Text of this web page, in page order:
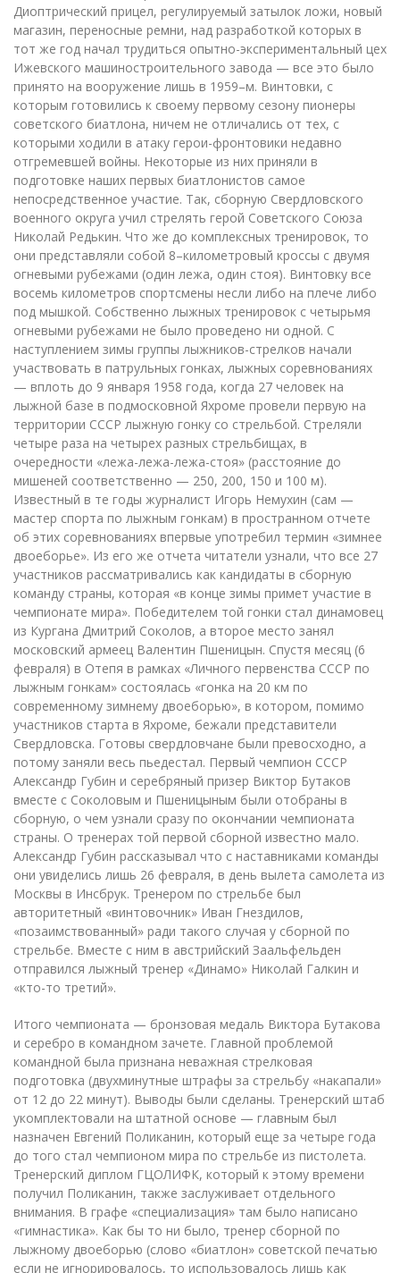
Диоптрический прицел, регулируемый затылок ложи, новый
магазин, переносные ремни, над разработкой которых в
тот же год начал трудиться опытно-экспериментальный цех
Ижевского машиностроительного завода — все это было
принято на вооружение лишь в 1959–м. Винтовки, с
которым готовились к своему первому сезону пионеры
советского биатлона, ничем не отличались от тех, с
которыми ходили в атаку герои-фронтовики недавно
отгремевшей войны. Некоторые из них приняли в
подготовке наших первых биатлонистов самое
непосредственное участие. Так, сборную Свердловского
военного округа учил стрелять герой Советского Союза
Николай Редькин. Что же до комплексных тренировок, то
они представляли собой 8–километровый кроссы с двумя
огневыми рубежами (один лежа, один стоя). Винтовку все
восемь километров спортсмены несли либо на плече либо
под мышкой. Собственно лыжных тренировок с четырьмя
огневыми рубежами не было проведено ни одной. С
наступлением зимы группы лыжников-стрелков начали
участвовать в патрульных гонках, лыжных соревнованиях
— вплоть до 9 января 1958 года, когда 27 человек на
лыжной базе в подмосковной Яхроме провели первую на
территории СССР лыжную гонку со стрельбой. Стреляли
четыре раза на четырех разных стрельбищах, в
очередности «лежа-лежа-лежа-стоя» (расстояние до
мишеней соответственно — 250, 200, 150 и 100 м).
Известный в те годы журналист Игорь Немухин (сам —
мастер спорта по лыжным гонкам) в пространном отчете
об этих соревнованиях впервые употребил термин «зимнее
двоеборье». Из его же отчета читатели узнали, что все 27
участников рассматривались как кандидаты в сборную
команду страны, которая «в конце зимы примет участие в
чемпионате мира». Победителем той гонки стал динамовец
из Кургана Дмитрий Соколов, а второе место занял
московский армеец Валентин Пшеницын. Спустя месяц (6
февраля) в Отепя в рамках «Личного первенства СССР по
лыжным гонкам» состоялась «гонка на 20 км по
современному зимнему двоеборью», в котором, помимо
участников старта в Яхроме, бежали представители
Свердловска. Готовы свердловчане были превосходно, а
потому заняли весь пьедестал. Первый чемпион СССР
Александр Губин и серебряный призер Виктор Бутаков
вместе с Соколовым и Пшеницыным были отобраны в
сборную, о чем узнали сразу по окончании чемпионата
страны. О тренерах той первой сборной известно мало.
Александр Губин рассказывал что с наставниками команды
они увиделись лишь 26 февраля, в день вылета самолета из
Москвы в Инсбрук. Тренером по стрельбе был
авторитетный «винтовочник» Иван Гнездилов,
«позаимствованный» ради такого случая у сборной по
стрельбе. Вместе с ним в австрийский Заальфельден
отправился лыжный тренер «Динамо» Николай Галкин и
«кто-то третий».
Итого чемпионата — бронзовая медаль Виктора Бутакова
и серебро в командном зачете. Главной проблемой
командной была признана неважная стрелковая
подготовка (двухминутные штрафы за стрельбу «накапали»
от 12 до 22 минут). Выводы были сделаны. Тренерский штаб
укомплектовали на штатной основе — главным был
назначен Евгений Поликанин, который еще за четыре года
до того стал чемпионом мира по стрельбе из пистолета.
Тренерский диплом ГЦОЛИФК, который к этому времени
получил Поликанин, также заслуживает отдельного
внимания. В графе «специализация» там было написано
«гимнастика». Как бы то ни было, тренер сборной по
лыжному двоеборью (слово «биатлон» советской печатью
если не игнорировалось, то использовалось лишь как